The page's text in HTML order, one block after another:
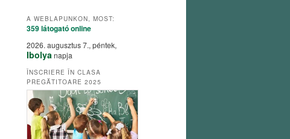
A WEBLAPUNKON, MOST:
359 látogatóonline
2026. augusztus 7., péntek,
Ibolyanapja
ÎNSCRIERE ÎN CLASA
PREGĂTITOARE 2025